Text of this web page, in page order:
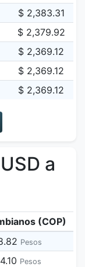
$ 2,383.31
$ 2,379.92
$ 2,369.12
$ 2,369.12
$ 2,369.12
a
(COP)
Pesos
Pesos